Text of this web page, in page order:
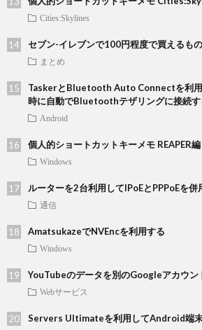
Cities:Skylines
セブン-イレブンで100円程度で買えるも
まとめ
TaskerとBluetooth Auto Connectを利
時に自動でBluetoothテザリングに接続す
Android
個人的ショートカットキーメモ REAPER編
Windows
ルーターを2台利用してIPoEとPPPoEを併
通信
AmatsukazeでNVEncを利用する
Windows
YouTubeのデータを別のGoogleアカウン
Webサービス
Servers Ultimateを利用してAndroid端